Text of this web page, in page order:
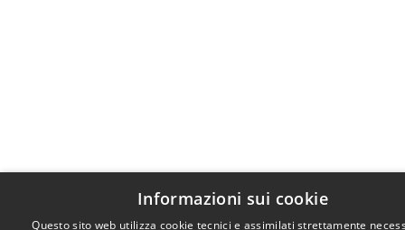
Informazioni sui cookie
Questo sito web utilizza cookie tecnici e assimilati strettamente